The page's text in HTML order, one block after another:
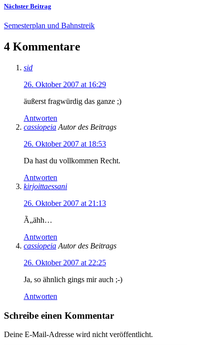
Nächster Beitrag
Semesterplan und Bahnstreik
4 Kommentare
sid
26. Oktober 2007 at 16:29
äußerst fragwürdig das ganze ;)
Antworten
cassiopeia Autor des Beitrags
26. Oktober 2007 at 18:53
Da hast du vollkommen Recht.
Antworten
kirjoittaessani
26. Oktober 2007 at 21:13
Ã„ähh…
Antworten
cassiopeia Autor des Beitrags
26. Oktober 2007 at 22:25
Ja, so ähnlich gings mir auch ;-)
Antworten
Schreibe einen Kommentar
Deine E-Mail-Adresse wird nicht veröffentlicht.